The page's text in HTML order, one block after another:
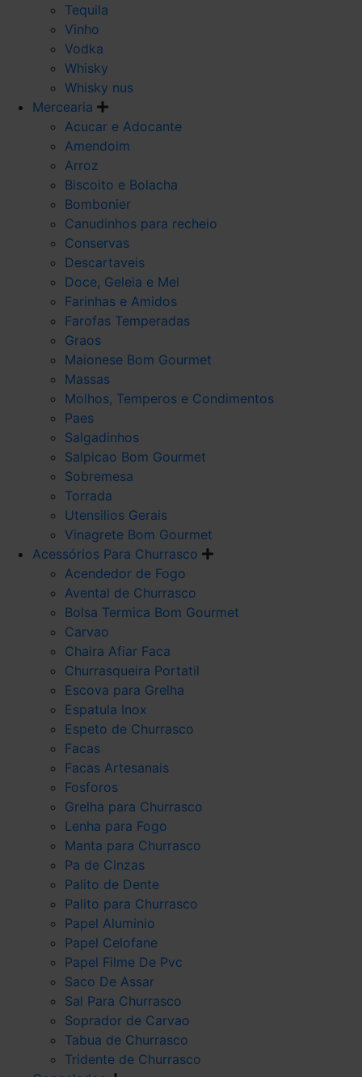
Tequila
Vinho
Vodka
Whisky
Whisky nus
Mercearia
Acucar e Adocante
Amendoim
Arroz
Biscoito e Bolacha
Bombonier
Canudinhos para recheio
Conservas
Descartaveis
Doce, Geleia e Mel
Farinhas e Amidos
Farofas Temperadas
Graos
Maionese Bom Gourmet
Massas
Molhos, Temperos e Condimentos
Paes
Salgadinhos
Salpicao Bom Gourmet
Sobremesa
Torrada
Utensilios Gerais
Vinagrete Bom Gourmet
Acessórios Para Churrasco
Acendedor de Fogo
Avental de Churrasco
Bolsa Termica Bom Gourmet
Carvao
Chaira Afiar Faca
Churrasqueira Portatil
Escova para Grelha
Espatula Inox
Espeto de Churrasco
Facas
Facas Artesanais
Fosforos
Grelha para Churrasco
Lenha para Fogo
Manta para Churrasco
Pa de Cinzas
Palito de Dente
Palito para Churrasco
Papel Aluminio
Papel Celofane
Papel Filme De Pvc
Saco De Assar
Sal Para Churrasco
Soprador de Carvao
Tabua de Churrasco
Tridente de Churrasco